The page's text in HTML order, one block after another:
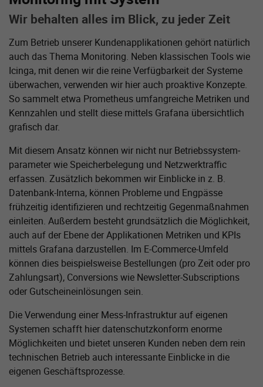
Wir behalten alles im Blick, zu jeder Zeit
Zum Betrieb unserer Kunden­applikationen gehört natürlich
auch das Thema Monitoring. Neben klassischen Tools wie
Icinga, mit denen wir die reine Verfügbarkeit der Systeme
überwachen, verwenden wir hier auch proaktive Konzepte.
So sammelt etwa Prometheus umfangreiche Metriken und
Kennzahlen und stellt diese mittels Grafana übersichtlich
grafisch dar.
Mit diesem Ansatz können wir nicht nur Betriebssystem­
parameter wie Speicherbelegung und Netzwerktraffic
erfassen. Zusätzlich bekommen wir Einblicke in z. B.
Datenbank-Interna, können Probleme und Engpässe
frühzeitig identifizieren und rechtzeitig Gegenmaßnahmen
einleiten. Außerdem besteht grundsätzlich die Möglichkeit,
auch auf der Ebene der Applikationen Metriken und KPIs
mittels Grafana darzustellen. Im E-Commerce-Umfeld
können dies beispielsweise Bestellungen (pro Zeit oder pro
Zahlungsart), Conversions wie Newsletter-Subscriptions
oder Gutschein­einlösungen sein.
Die Verwendung einer Mess-Infrastruktur auf eigenen
Systemen schafft hier datenschutz­konform enorme
Möglichkeiten und bietet unseren Kunden neben dem rein
technischen Betrieb auch interessante Einblicke in die
eigenen Geschäftsprozesse.